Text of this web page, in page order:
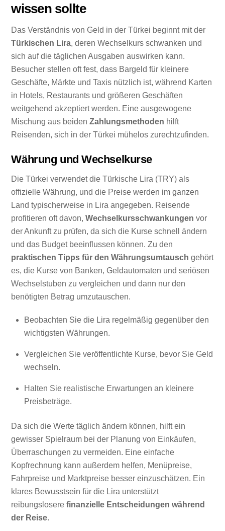
wissen sollte
Das Verständnis von Geld in der Türkei beginnt mit der
Türkischen Lira, deren Wechselkurs schwanken und
sich auf die täglichen Ausgaben auswirken kann.
Besucher stellen oft fest, dass Bargeld für kleinere
Geschäfte, Märkte und Taxis nützlich ist, während Karten
in Hotels, Restaurants und größeren Geschäften
weitgehend akzeptiert werden. Eine ausgewogene
Mischung aus beidenZahlungsmethoden hilft
Reisenden, sich in der Türkei mühelos zurechtzufinden.
Währung und Wechselkurse
Die Türkei verwendet die Türkische Lira (TRY) als
offizielle Währung, und die Preise werden im ganzen
Land typischerweise in Lira angegeben. Reisende
profitieren oft davon,Wechselkursschwankungen vor
der Ankunft zu prüfen, da sich die Kurse schnell ändern
und das Budget beeinflussen können. Zu den
praktischen Tipps für den Währungsumtausch gehört
es, die Kurse von Banken, Geldautomaten und seriösen
Wechselstuben zu vergleichen und dann nur den
benötigten Betrag umzutauschen.
Beobachten Sie die Lira regelmäßig gegenüber den
wichtigsten Währungen.
Vergleichen Sie veröffentlichte Kurse, bevor Sie Geld
wechseln.
Halten Sie realistische Erwartungen an kleinere
Preisbeträge.
Da sich die Werte täglich ändern können, hilft ein
gewisser Spielraum bei der Planung von Einkäufen,
Überraschungen zu vermeiden. Eine einfache
Kopfrechnung kann außerdem helfen, Menüpreise,
Fahrpreise und Marktpreise besser einzuschätzen. Ein
klares Bewusstsein für die Lira unterstützt
reibungsloserefinanzielle Entscheidungen während
der Reise.